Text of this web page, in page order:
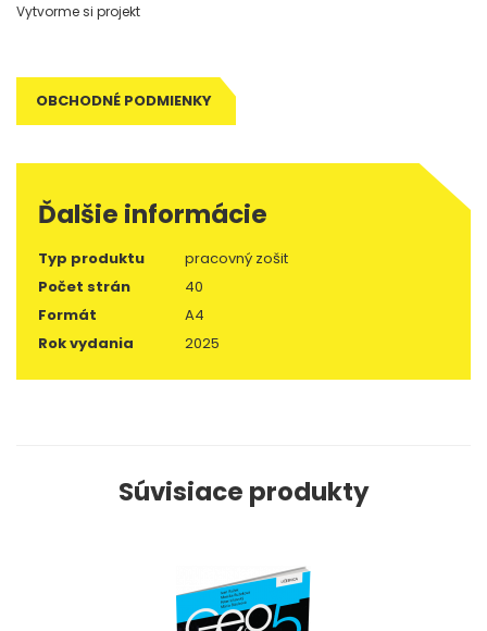
Vytvorme si projekt
OBCHODNÉ PODMIENKY
Ďalšie informácie
Typ produktu
pracovný zošit
Počet strán
40
Formát
A4
Rok vydania
2025
Súvisiace produkty